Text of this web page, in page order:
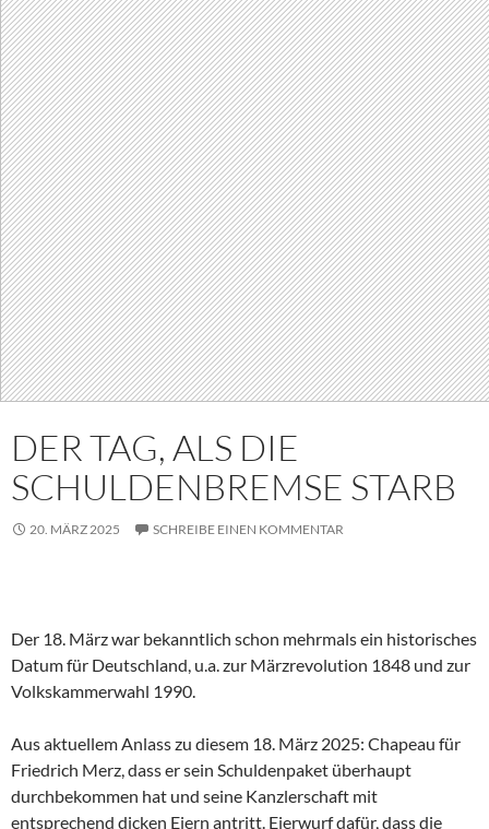
DER TAG, ALS DIE
SCHULDENBREMSE STARB
20. MÄRZ 2025 SCHREIBE EINEN KOMMENTAR
Der 18. März war bekanntlich schon mehrmals ein historisches
Datum für Deutschland, u.a. zur Märzrevolution 1848 und zur
Volkskammerwahl 1990.
Aus aktuellem Anlass zu diesem 18. März 2025: Chapeau für
Friedrich Merz, dass er sein Schuldenpaket überhaupt
durchbekommen hat und seine Kanzlerschaft mit
entsprechend dicken Eiern antritt. Eierwurf dafür, dass die